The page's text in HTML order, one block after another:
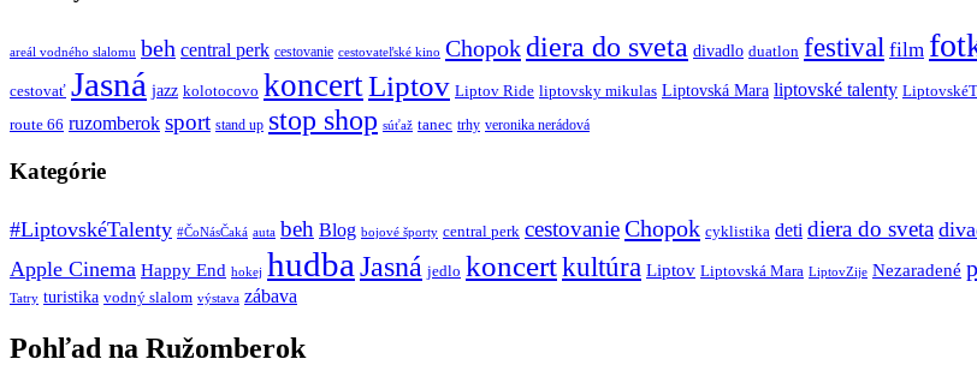
areál vodného slalomu beh central perk cestovanie cestovateľské kino Chopokdiera do sveta divadlo duatlon festival film
cestovať Jasná jazz kolotocovo koncertLiptov Liptov Ride liptovsky mikulas Liptovská Mara liptovské talenty
route 66 ruzomberok sport stand up stop shop súťaž tanec trhy veronika nerádová
Kategórie
#LiptovskéTalenty #ČoNásČaká auta beh Blog bojové športy central perk cestovanieChopok cyklistika deti diera do sveta
Apple Cinema Happy End hokej hudba Jasná jedlo koncertkultúra Liptov Liptovská Mara LiptovZije Nezaradené
Tatry turistika vodný slalom výstava zábava
Pohľad na Ružomberok